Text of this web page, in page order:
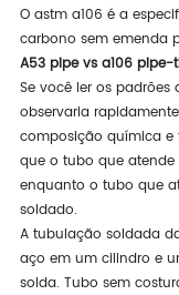
O astm a106 é a
carbono sem emenda
A53 pipe vs a106
Se você ler os
observaria
composição química e
que o tubo que atende
enquanto o tubo que
soldado.
A tubulação soldada
aço em um cilindro e
solda. Tubo sem